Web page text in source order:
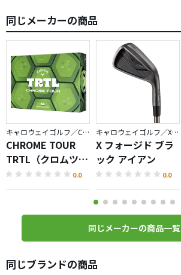
同じメーカーの商品
キャロウェイゴルフ／CHROME
CHROME TOUR
TRTL（クロムツア
ータートル）ボー
ル
0.0
キャロウェイゴルフ／X FORGED
X フォージド ブラ
ック アイアン
0.0
同じメーカーの商品一覧
同じブランドの商品